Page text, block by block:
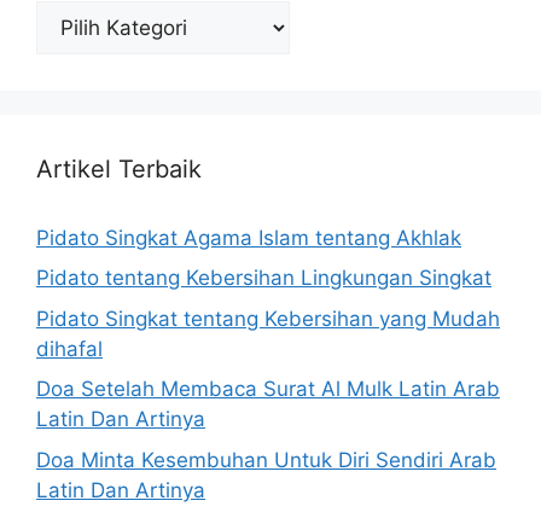
Katagori
Artikel Terbaik
Pidato Singkat Agama Islam tentang Akhlak
Pidato tentang Kebersihan Lingkungan Singkat
Pidato Singkat tentang Kebersihan yang Mudah
dihafal
Doa Setelah Membaca Surat Al Mulk Latin Arab
Latin Dan Artinya
Doa Minta Kesembuhan Untuk Diri Sendiri Arab
Latin Dan Artinya